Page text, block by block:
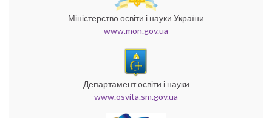
Міністерство освіти і науки України
www.mon.gov.ua
Департамент освіти і науки
www.osvita.sm.gov.ua